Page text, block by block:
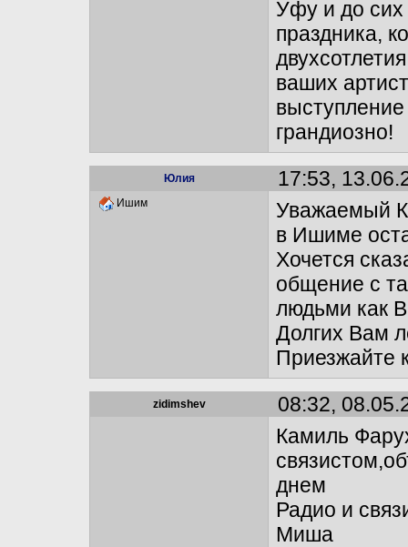
Уфу и до сих
праздника,
ваших
грандиозно!
Юлия 17:53,
Ишим
Уважаемый
в Ишиме
Хочется
общение с
людьми как
Долгих Вам
Приезжайте
zidimshev
08:32,
Камиль
днем
Радио и
Миша